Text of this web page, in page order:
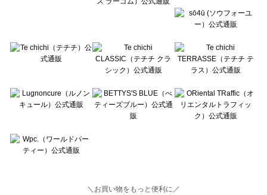
＼お買い物をもっと便利に／